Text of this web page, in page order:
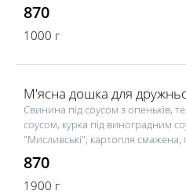
870
1000 г
М'ясна дошка для
Свинина під соусом з опеньків,
соусом, курка під виноградним
"Мисливські", картопля смажена,
870
1900 г